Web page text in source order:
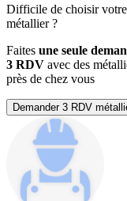
Difficile de choisir votre
métallier?
Faites une seule
3 RDV avec des
près de chez vous
Demander 3 RDV